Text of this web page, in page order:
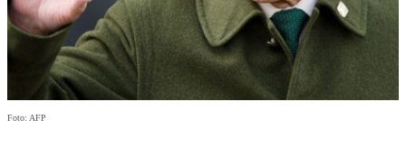
Foto: AFP